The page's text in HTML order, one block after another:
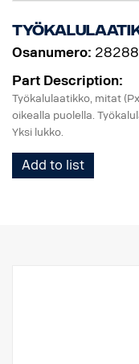
Osanumero:
Part Description:
Työkalulaatikko, mitat
oikealla puolella.
Yksi lukko.
Add to list